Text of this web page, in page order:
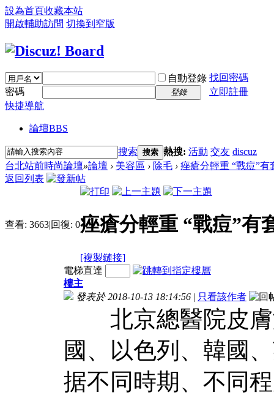
設為首頁收藏本站
開啟輔助訪問 切換到窄版
自動登錄 找回密碼
密碼
登錄
立即註冊
快捷導航
論壇BBS
搜索 搜索 熱搜: 活動 交友 discuz
台北站前時尚論壇»論壇 › 美容區 › 除毛 › 痤瘡分輕重 “戰痘”有
返回列表
查看: 3663|回復: 0痤瘡分輕重 “戰痘”有
[複製鏈接]
電梯直達
樓主
發表於 2018-10-13 18:14:56 | 只看該作者
北京總醫院皮膚
國、以色列、韓國
据不同時期、不同